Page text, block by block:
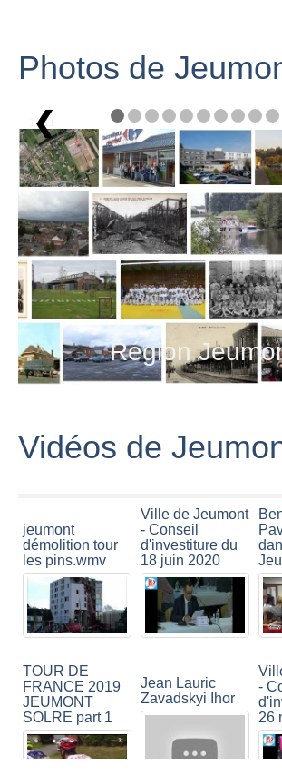
Photos de
1 / 11
Région
❮
Vidéos de
jeumont
démolition tour
les pins.wmv
Ville de Jeumont
- Conseil
d'investiture du
18 juin 2020
TOUR DE
FRANCE 2019
JEUMONT
SOLRE part 1
Jean Lauric
Zavadskyi Ihor
-
26